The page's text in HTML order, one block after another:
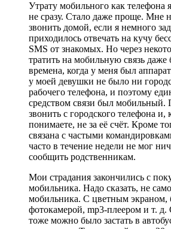
Утрату мобильного как телефона
не сразу. Стало даже проще. Мне
звонить домой, если я немного
приходилось отвечать на кучу
SMS от знакомых. Но через
тратить на мобильную связь даже
времена, когда у меня был
у моей девушки не было ни
рабочего телефона, и поэтому
средством связи был мобильный.
звонить с городского телефона и,
понимаете, не за её счёт. Кроме
связана с частыми
часто в течение недели не мог
сообщить родственникам.
Мои страдания закончились с
мобильника. Надо сказать, не
мобильника. С цветным экраном,
фотокамерой, mp3-плеером и т. д.
тоже можно было застать в